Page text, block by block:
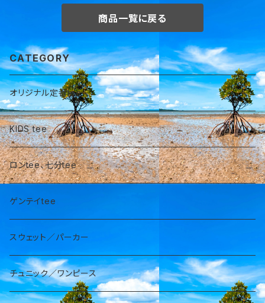
商品一覧に戻る
CATEGORY
オリジナル定番tee
KIDS tee
ロンtee、七分tee
ゲンテイtee
スウェット／パーカー
チュニック／ワンピース